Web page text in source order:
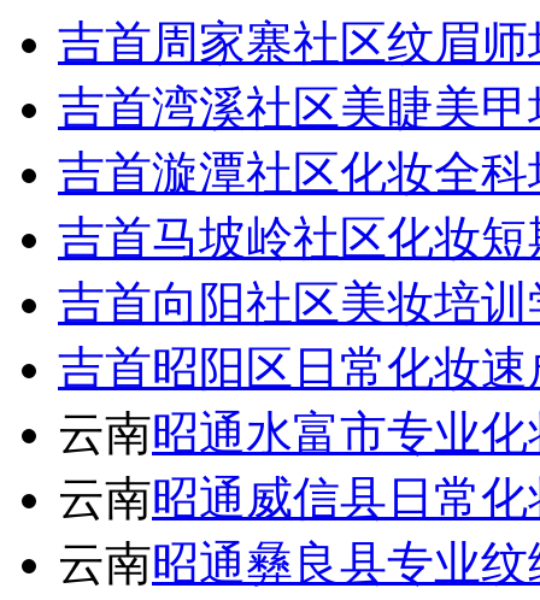
吉首周家寨社区纹眉
吉首湾溪社区美睫美
吉首漩潭社区化妆全
吉首马坡岭社区化妆
吉首向阳社区美妆培训
吉首昭阳区日常化妆
云南昭通水富市专业
云南昭通威信县日常
云南昭通彝良县专业